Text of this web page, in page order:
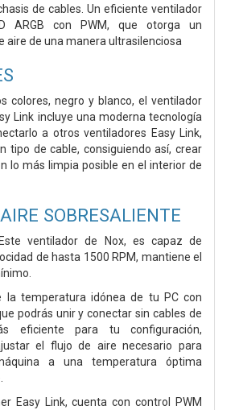
de cables. Un eficiente ventilador
ARGB con PWM, que otorga un
aire de una manera ultrasilenciosa
colores, negro y blanco, el ventilador
Link incluye una moderna tecnología
a otros ventiladores Easy Link,
tipo de cable, consiguiendo así, crear
lo más limpia posible en el interior de
SOBRESALIENTE
ventilador de Nox, es capaz de
de hasta 1500 RPM, mantiene el
la temperatura idónea de tu PC con
podrás unir y conectar sin cables de
eficiente para tu configuración,
el flujo de aire necesario para
a una temperatura óptima
Easy Link, cuenta con control PWM